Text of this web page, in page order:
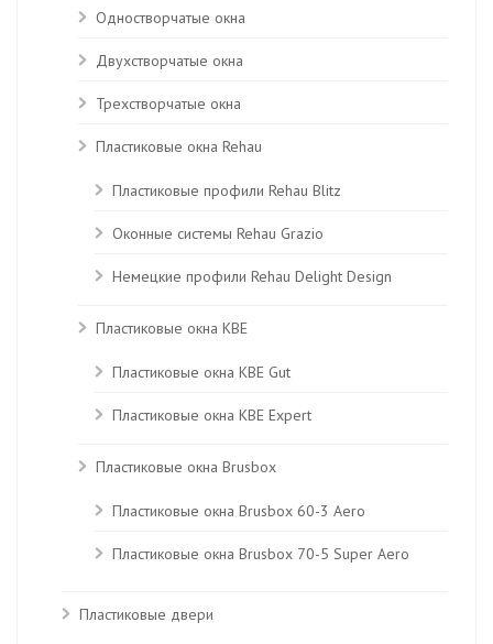
Одностворчатые окна
Двухстворчатые окна
Трехстворчатые окна
Пластиковые окна Rehau
Пластиковые профили Rehau Blitz
Оконные системы Rehau Grazio
Немецкие профили Rehau Delight Design
Пластиковые окна KBE
Пластиковые окна КВЕ Gut
Пластиковые окна КВЕ Expert
Пластиковые окна Brusbox
Пластиковые окна Brusbox 60-3 Aero
Пластиковые окна Brusbox 70-5 Super Aero
Пластиковые двери